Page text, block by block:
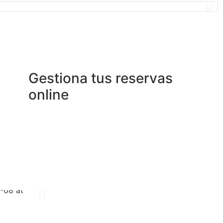
Gestiona tus reservas
online